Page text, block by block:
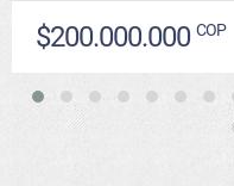
$200.000.000 COP